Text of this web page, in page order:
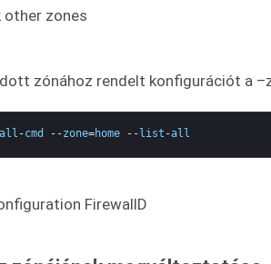
zónához rendelt konfigurációt a
-cmd --zone=home --list -all